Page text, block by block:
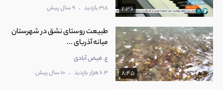
2:36 318 بازدید . 9 سال پیش
8:45
طبیعت روستای نشق در شهرستان
میانه آذربای ...
ع. فیض آبادی
6.3 هزار بازدید . 10 سال پیش